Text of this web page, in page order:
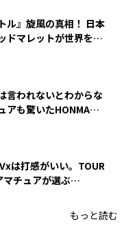
ル』旋風の真相！ 日本
ドマレットが世界を席
言われないとわからな
アも驚いたHONMA
は打感がいい。TOUR
チュアが選ぶ
もっと読む